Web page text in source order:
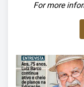
For more